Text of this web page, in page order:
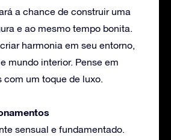
a chance de construir uma
e ao mesmo tempo bonita.
harmonia em seu entorno,
mundo interior. Pense em
com um toque de luxo.
sensual e fundamentado.